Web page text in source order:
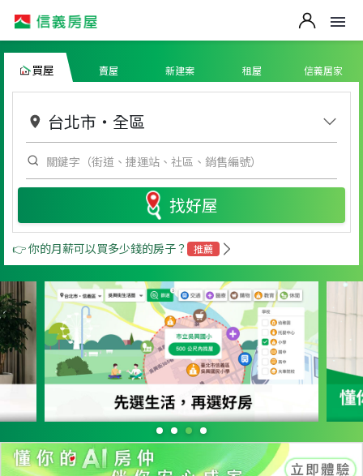
買屋 賣屋 新建案 租屋 信義居家
台北市 ・ 全區
找好屋
👉 你的月薪可以買多少錢的房子？ 推薦